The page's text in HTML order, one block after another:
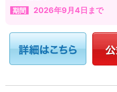
期間 2026年9月4日まで